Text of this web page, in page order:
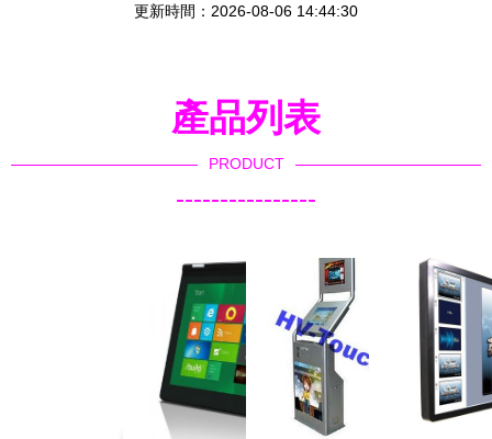
更新時間：2026-08-06 14:44:30
產品列表
PRODUCT
----------------